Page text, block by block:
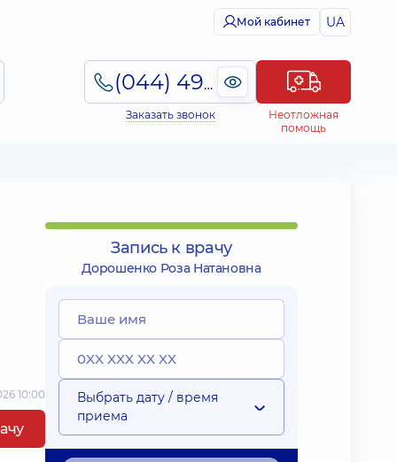
Мой кабинет UA
(044) 495-2-888
Заказать звонок
Неотложная
помощь
10:00
Запись к врачу
Дорошенко Роза Натановна
Выбрать дату / время
приема